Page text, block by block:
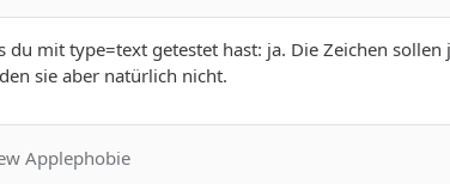
du mit type=text getestet hast: ja. Die Zeichen
sie aber natürlich nicht.
Applephobie